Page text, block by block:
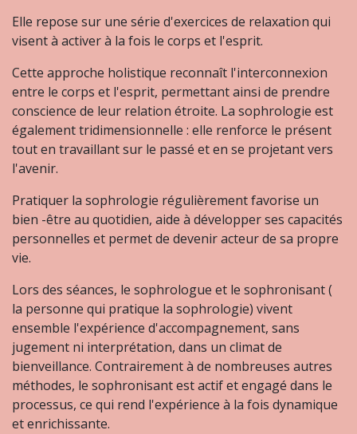
Elle repose sur une série d'exercices de relaxation qui
visent à activer à la fois le corps et l'esprit.
Cette approche holistique reconnaît l'interconnexion
entre le corps et l'esprit, permettant ainsi de prendre
conscience de leur relation étroite. La sophrologie est
également tridimensionnelle : elle renforce le présent
tout en travaillant sur le passé et en se projetant vers
l'avenir.
Pratiquer la sophrologie régulièrement favorise un
bien -être au quotidien, aide à développer ses capacités
personnelles et permet de devenir acteur de sa propre
vie.
Lors des séances, le sophrologue et le sophronisant (
la personne qui pratique la sophrologie) vivent
ensemble l'expérience d'accompagnement, sans
jugement ni interprétation, dans un climat de
bienveillance. Contrairement à de nombreuses autres
méthodes, le sophronisant est actif et engagé dans le
processus, ce qui rend l'expérience à la fois dynamique
et enrichissante.